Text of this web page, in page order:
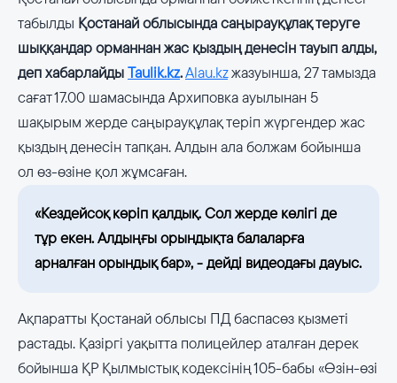
табылды Қостанай облысында саңырауқұлақ теруге
шыққандар орманнан жас қыздың денесін тауып алды,
деп хабарлайдыTaulik.kz.Alau.kzжазуынша, 27 тамызда
сағат 17.00 шамасында Архиповка ауылынан 5
шақырым жерде саңырауқұлақ теріп жүргендер жас
қыздың денесін тапқан. Алдын ала болжам бойынша
ол өз-өзіне қол жұмсаған.
«Кездейсоқ көріп қалдық. Сол жерде көлігі де
тұр екен. Алдыңғы орындықта балаларға
арналған орындық бар», - дейді видеодағы дауыс.
Ақпаратты Қостанай облысы ПД баспасөз қызметі
растады. Қазіргі уақытта полицейлер аталған дерек
бойынша ҚР Қылмыстық кодексінің 105-бабы «Өзін-өзі